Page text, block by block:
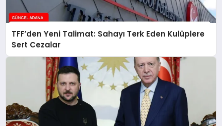
TFF’den Yeni Talimat: Sahayı Terk Eden Kulüplere
Sert Cezalar